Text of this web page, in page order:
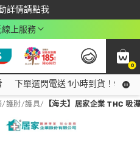
詳情請點我
高回饋$350
線上服務
0
下單選閃電送 1小時到貨！領神
/護肘/護具/ 【海夫】居家企業 THC